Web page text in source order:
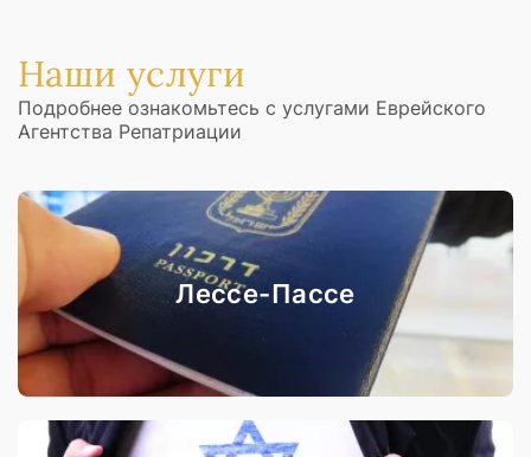
Наши услуги
Подробнее ознакомьтесь с услугами Еврейского
Агентства Репатриации
Лессе-Пассе